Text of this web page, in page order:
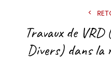
Travaux de VRD
Divers) dans la